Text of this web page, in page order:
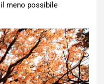
meno possibile